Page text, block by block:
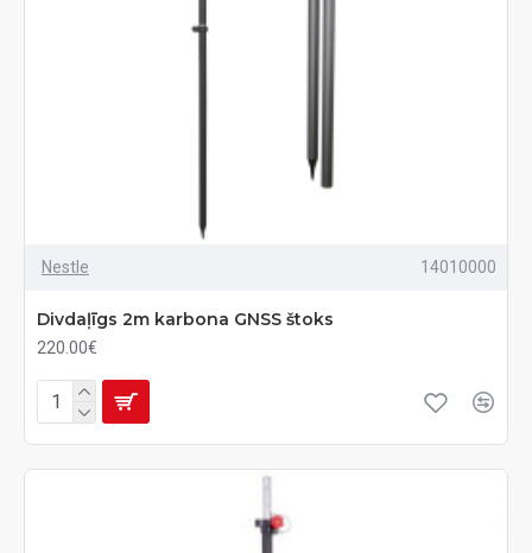
Nestle 14010000
Divdaļīgs 2m karbona GNSS štoks
220.00€